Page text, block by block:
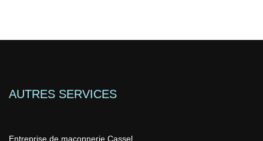
AUTRES SERVICES
Entreprise de maçonnerie Cassel